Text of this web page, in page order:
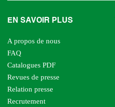
EN SAVOIR PLUS
A propos de nous
FAQ
Catalogues PDF
Revues de presse
Relation presse
Recrutement